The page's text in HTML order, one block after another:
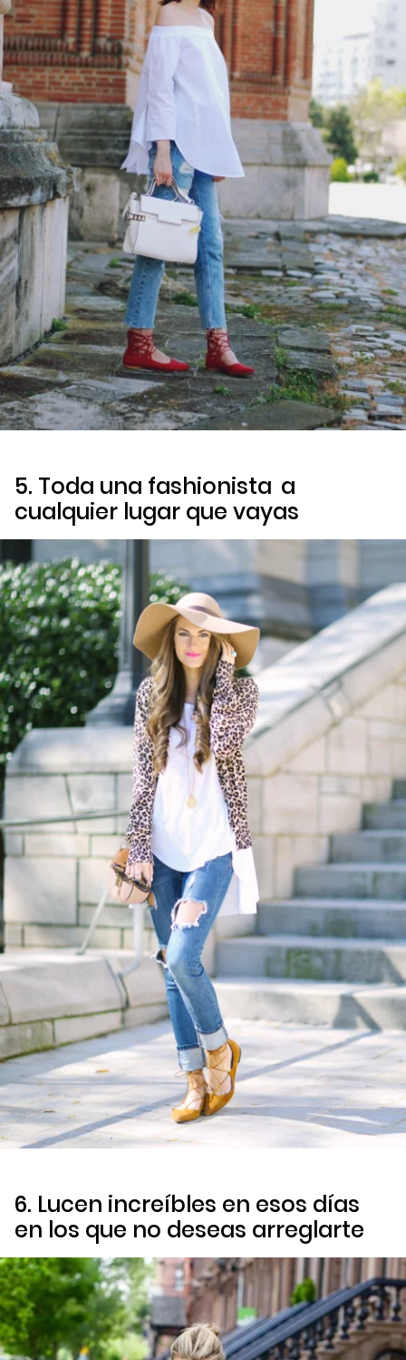
5. Toda una fashionista a
cualquier lugar que vayas
6. Lucen increíbles en esos días
en los que no deseas arreglarte